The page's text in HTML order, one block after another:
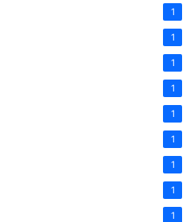
1
1
1
1
1
1
1
1
1